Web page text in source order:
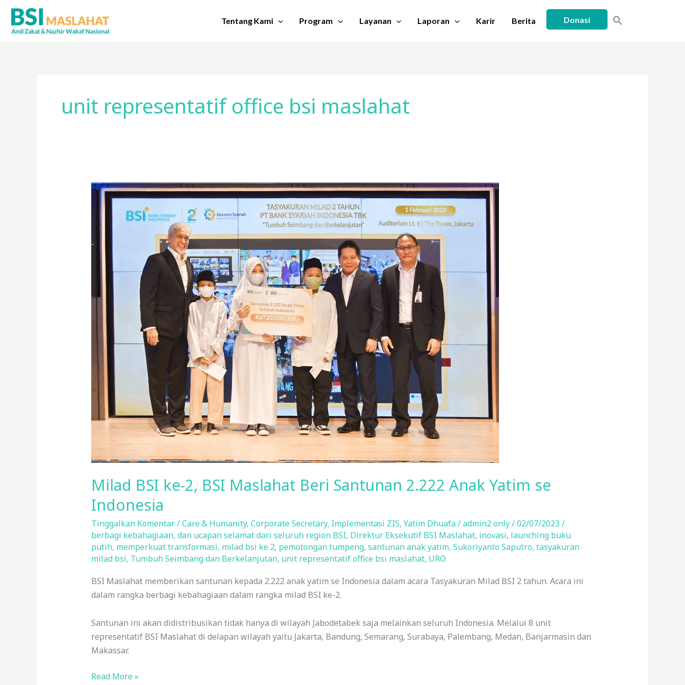
Lewati
konten
Tentang Kami Program Layanan Laporan Karir Berita Donasi
unit representatif office bsi maslahat
Milad BSI ke-2, BSI Maslahat Beri Santunan 2.222 Anak Yatim se
Indonesia
Tinggalkan Komentar/Care & Humanity, Corporate Secretary, Implementasi ZIS, Yatim Dhuafa/admin2 only/02/07/2023 /
berbagi kebahagiaan, dan ucapan selamat dari seluruh region BSI, Direktur Eksekutif BSI Maslahat, inovasi, launching buku
putih, memperkuat transformasi, milad bsi ke 2, pemotongan tumpeng, santunan anak yatim, Sukoriyanto Saputro, tasyakuran
milad bsi, Tumbuh Seimbang dan Berkelanjutan, unit representatif office bsi maslahat, URO
BSI Maslahat memberikan santunan kepada 2.222 anak yatim se Indonesia dalam acara Tasyakuran Milad BSI 2 tahun. Acara ini
dalam rangka berbagi kebahagiaan dalam rangka milad BSI ke-2.
Santunan ini akan didistribusikan tidak hanya di wilayah Jabodetabek saja melainkan seluruh Indonesia. Melalui 8 unit
representatif BSI Maslahat di delapan wilayah yaitu Jakarta, Bandung, Semarang, Surabaya, Palembang, Medan, Banjarmasin dan
Makassar.
Milad
BSI
ke-
BSI
Maslahat
Beri
Santunan
2.222
Anak
Yatim
Indonesia
Read More »